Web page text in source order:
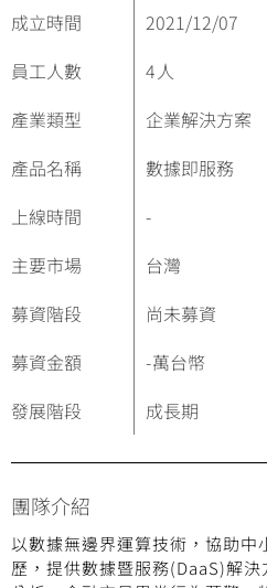
成立時間
2021/12/07
員工人數
4人
產業類型
企業解決方案
產品名稱
數據即服務
上線時間
-
主要市場
台灣
募資階段
尚未募資
募資金額
-萬台幣
發展階段
成長期
團隊介紹
以數據無邊界運算技術，協助中
歷，提供數據暨服務(DaaS)解